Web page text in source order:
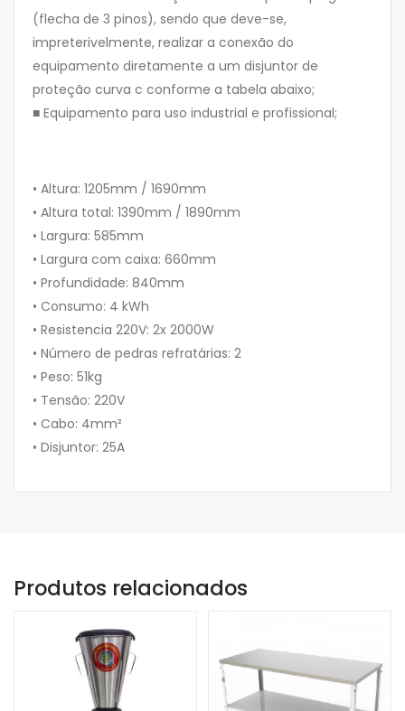
(flecha de 3 pinos), sendo que deve-se,
impreterivelmente, realizar a conexão do
equipamento diretamente a um disjuntor de
proteção curva c conforme a tabela abaixo;
■ Equipamento para uso industrial e profissional;
• Altura: 1205mm / 1690mm
• Altura total: 1390mm / 1890mm
• Largura: 585mm
• Largura com caixa: 660mm
• Profundidade: 840mm
• Consumo: 4 kWh
• Resistencia 220V: 2x 2000W
• Número de pedras refratárias: 2
• Peso: 51kg
• Tensão: 220V
• Cabo: 4mm²
• Disjuntor: 25A
Produtos relacionados